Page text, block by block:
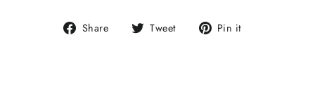
Share
Share Tweet
Tweet Pin it